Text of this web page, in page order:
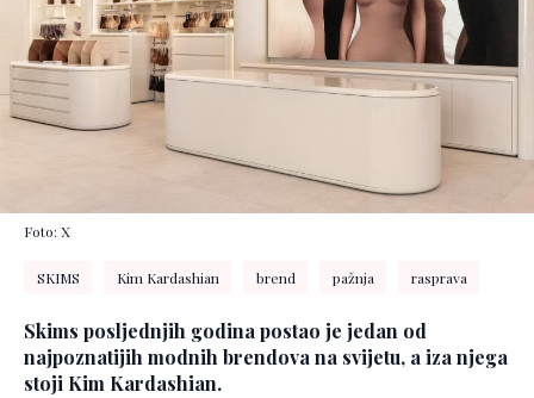
Foto: X
SKIMS Kim Kardashian brend pažnja rasprava
Skims posljednjih godina postao je jedan od
najpoznatijih modnih brendova na svijetu, a iza njega
stoji Kim Kardashian.